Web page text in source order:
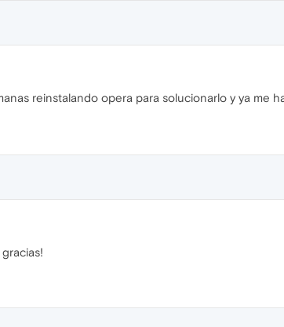
reinstalando opera para solucionarlo y ya me